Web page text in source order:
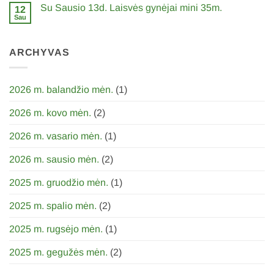
Lietuvos
nepriklausombės
Su
12
Sau
Su Sausio 13d. Laisvės gynėjai mini 35m.
Sausio
35m.
ARCHYVAS
2026 m. balandžio mėn. (1)
2026 m. kovo mėn. (2)
2026 m. vasario mėn. (1)
2026 m. sausio mėn. (2)
2025 m. gruodžio mėn. (1)
2025 m. spalio mėn. (2)
2025 m. rugsėjo mėn. (1)
2025 m. gegužės mėn. (2)